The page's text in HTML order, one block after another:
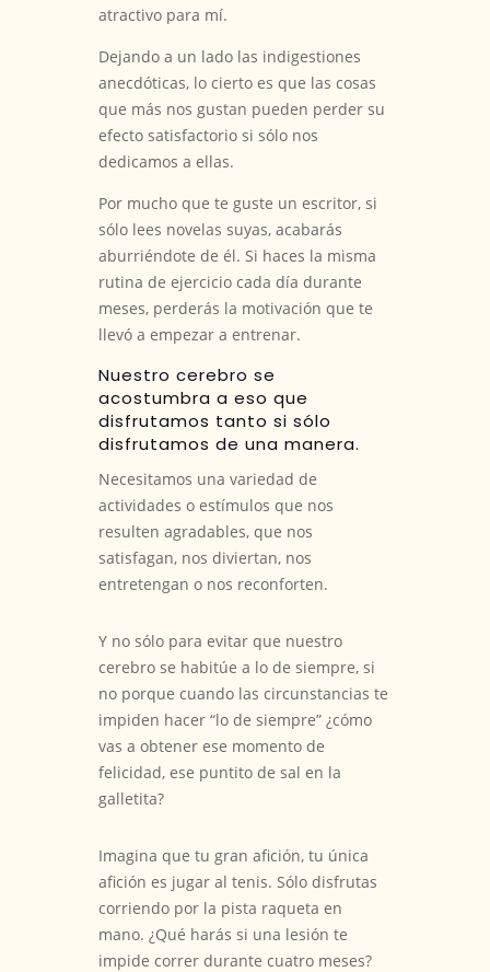
atractivo para mí.
Dejando a un lado las indigestiones
anecdóticas, lo cierto es que las cosas
que más nos gustan pueden perder su
efecto satisfactorio si sólo nos
dedicamos a ellas.
Por mucho que te guste un escritor, si
sólo lees novelas suyas, acabarás
aburriéndote de él. Si haces la misma
rutina de ejercicio cada día durante
meses, perderás la motivación que te
llevó a empezar a entrenar.
Nuestro cerebro se
acostumbra a eso que
disfrutamos tanto si sólo
disfrutamos de una manera.
Necesitamos una variedad de
actividades o estímulos que nos
resulten agradables, que nos
satisfagan, nos diviertan, nos
entretengan o nos reconforten.
Y no sólo para evitar que nuestro
cerebro se habitúe a lo de siempre, si
no porque cuando las circunstancias te
impiden hacer “lo de siempre” ¿cómo
vas a obtener ese momento de
felicidad, ese puntito de sal en la
galletita?
Imagina que tu gran afición, tu única
afición es jugar al tenis. Sólo disfrutas
corriendo por la pista raqueta en
mano. ¿Qué harás si una lesión te
impide correr durante cuatro meses?